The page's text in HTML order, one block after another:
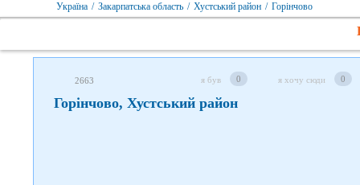
Україна / Закарпатська область / Хустський район / Горінчово
2663 я був 0 я хочу сюди 0
Горінчово, Хустський район